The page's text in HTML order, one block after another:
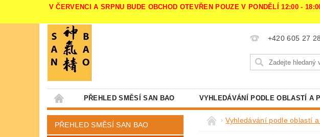
V ČERVENCI A SRPNU BUDE OBCHOD OTEVŘEN POUZE V PONDĚLÍ 12:00
+420 605 27
PŘEHLED SMĚSÍ SAN BAO VYHLEDÁVÁNÍ PODLE OBLASTÍ A
PŘEHLED SMĚSÍ SAN BAO
Vyhledávání podle oblastí